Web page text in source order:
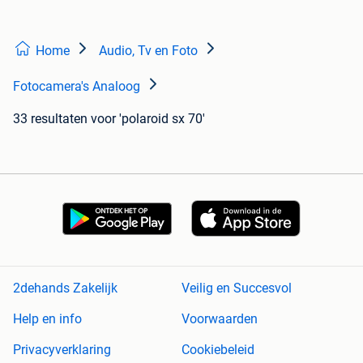
Home Audio, Tv en Foto
Fotocamera's Analoog
33 resultaten voor 'polaroid sx 70'
2dehands Zakelijk
Veilig en Succesvol
Help en info
Voorwaarden
Privacyverklaring
Cookiebeleid